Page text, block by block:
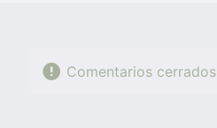
Comentarios cerrados